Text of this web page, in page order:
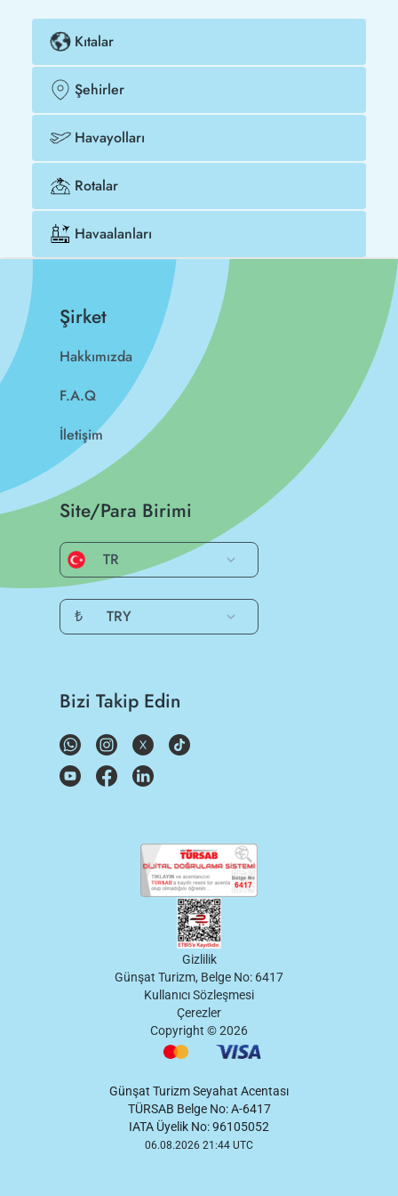
Kıtalar
Şehirler
Havayolları
Rotalar
Havaalanları
Şirket
Hakkımızda
F.A.Q
İletişim
Site/Para Birimi
TR
₺ TRY
Bizi Takip Edin
Gizlilik
Günşat Turizm, Belge No: 6417
Kullanıcı Sözleşmesi
Çerezler
Copyright ©2026
Günşat Turizm Seyahat Acentası
TÜRSAB Belge No: A-6417
IATA Üyelik No: 96105052
06.08.2026 21:44 UTC